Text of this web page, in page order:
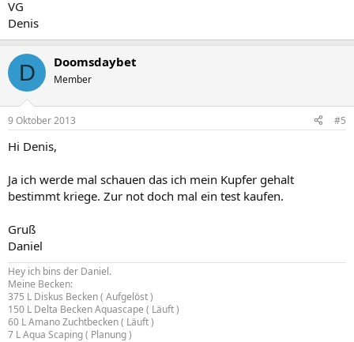
VG
Denis
D Doomsdaybet
Member
9 Oktober 2013 #5
Hi Denis,
Ja ich werde mal schauen das ich mein Kupfer gehalt
bestimmt kriege. Zur not doch mal ein test kaufen.
Gruß
Daniel
Hey ich bins der Daniel.
Meine Becken:
375 L Diskus Becken ( Aufgelöst )
150 L Delta Becken Aquascape ( Läuft )
60 L Amano Zuchtbecken ( Läuft )
7 L Aqua Scaping ( Planung )